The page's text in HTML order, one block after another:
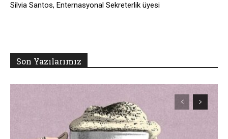
Silvia Santos, Enternasyonal Sekreterlik üyesi
Son Yazılarımız